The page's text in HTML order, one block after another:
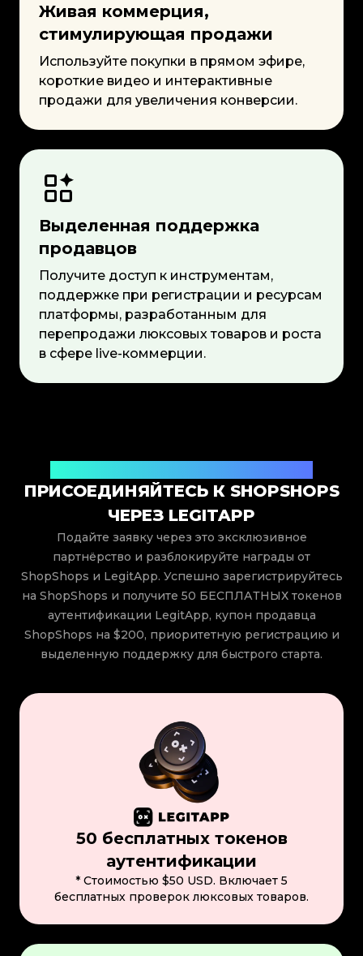
Живая коммерция,
стимулирующая продажи
Используйте покупки в прямом эфире,
короткие видео и интерактивные
продажи для увеличения конверсии.
Выделенная поддержка
продавцов
Получите доступ к инструментам,
поддержке при регистрации и ресурсам
платформы, разработанным для
перепродажи люксовых товаров и роста
в сфере live-коммерции.
ПРИСОЕДИНЯЙТЕСЬ К SHOPSHOPS
ЧЕРЕЗ LEGITAPP
Подайте заявку через это эксклюзивное
партнёрство и разблокируйте награды от
ShopShops и LegitApp. Успешно зарегистрируйтесь
на ShopShops и получите 50 БЕСПЛАТНЫХ токенов
аутентификации LegitApp, купон продавца
ShopShops на $200, приоритетную регистрацию и
выделенную поддержку для быстрого старта.
50 бесплатных токенов
аутентификации
* Стоимостью $50 USD. Включает 5
бесплатных проверок люксовых товаров.